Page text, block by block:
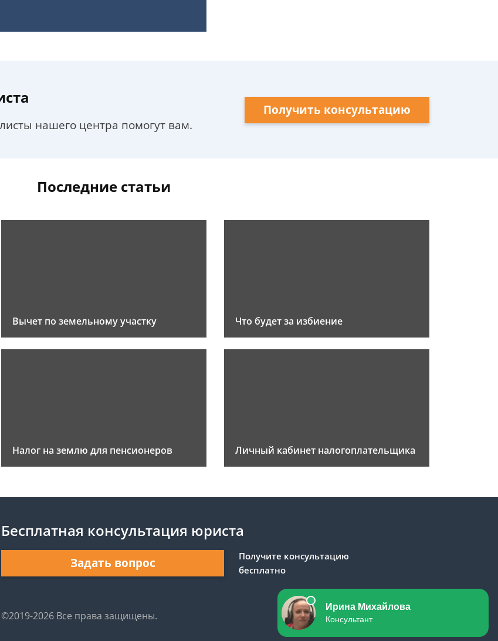
нашего центра помогут вам.
Получить консультацию
Последние статьи
Вычет по земельному участку Что будет за избиение
Налог на землю для пенсионеров Личный кабинет налогоплательщика
Бесплатная консультация юриста
Задать вопрос
Получите консультацию
бесплатно
©2019-2026 Все права защищены.